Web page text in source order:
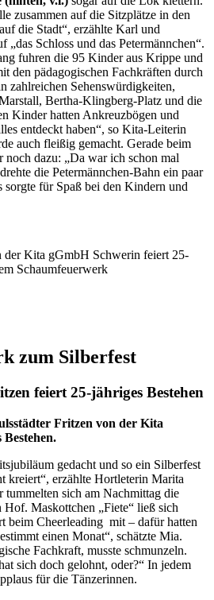
zusammen auf die Sitzplätze in den
die Stadt“, erzählte Karl und
„das Schloss und das Petermännchen“.
fuhren die 95 Kinder aus Krippe und
den pädagogischen Fachkräften durch
zahlreichen Sehenswürdigkeiten,
Bertha-Klingberg-Platz und die
Kinder hatten Ankreuzbögen und
entdeckt haben“, so Kita-Leiterin
auch fleißig gemacht. Gerade beim
noch dazu: „Da war ich schon mal
die Petermännchen-Bahn ein paar
für Spaß bei den Kindern und
zum Silberfest
feiert 25-jähriges Bestehen
Fritzen von der Kita
gedacht und so ein Silberfest
kreiert“, erzählte Hortleterin Marita
tummelten sich am Nachmittag die
Maskottchen „Fiete“ ließ sich
beim Cheerleading mit – dafür hatten
einen Monat“, schätzte Mia.
Fachkraft, musste schmunzeln.
sich doch gelohnt, oder?“ In jedem
für die Tänzerinnen.